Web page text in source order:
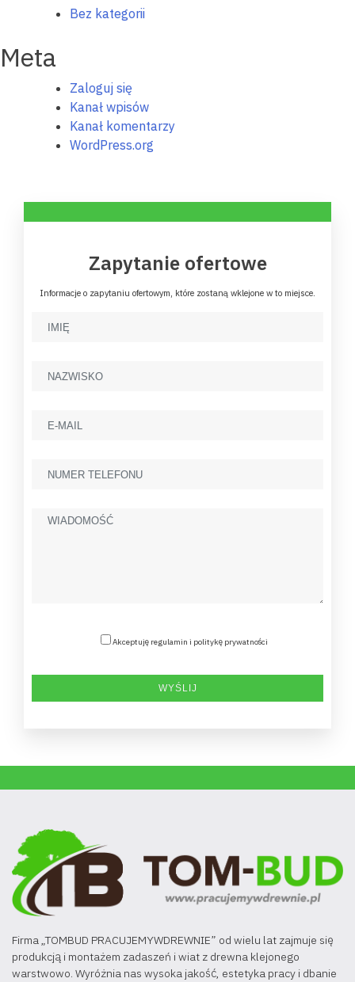
Bez kategorii
Meta
Zaloguj się
Kanał wpisów
Kanał komentarzy
WordPress.org
Zapytanie ofertowe
Informacje o zapytaniu ofertowym, które zostaną wklejone w to miejsce.
Akceptuję regulamin i politykę prywatności
Firma „TOMBUD PRACUJEMYWDREWNIE” od wielu lat zajmuje się
produkcją i montażem zadaszeń i wiat z drewna klejonego
warstwowo. Wyróżnia nas wysoka jakość, estetyka pracy i dbanie